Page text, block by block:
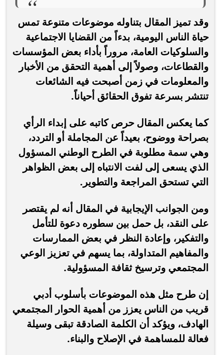
وقد تميز المقال بتناوله موضوعات متنوعة تمس
حياة الناس اليومية، بدءاً من القضايا الاجتماعية
والسلوكيات العامة، مروراً بأداء بعض المؤسسات
والقطاعات، وصولاً إلى أهمية التحقق من الأخبار
والمعلومات في زمن أصبحت فيه الشائعات
تنتشر بسرعة تفوق الحقائق أحياناً.
كما يعكس المقال حرص كاتبه على إبداء الرأي
بصراحة ووضوح، بعيداً عن المجاملة أو التردد،
وهي سمة مطلوبة في الطرح الوطني المسؤول
الذي يسعى إلى لفت الانتباه إلى بعض الظواهر
التي تستحق المراجعة والتطوير.
ومن الجوانب الإيجابية في المقال أنه لم يقتصر
على النقد، بل حمل بين سطوره دعوة للتأمل
والتفكير، وإعادة النظر في بعض الممارسات
والمفاهيم المتداولة، بما يسهم في تعزيز الوعي
المجتمعي وترسيخ ثقافة المسؤولية.
إن طرح مثل هذه الموضوعات بأسلوب أدبي
قريب من الناس يعزز من أهمية الحوار المجتمعي
الهادف، ويؤكد أن الكلمة الصادقة تبقى وسيلة
فعالة للمساهمة في الإصلاح والبناء.